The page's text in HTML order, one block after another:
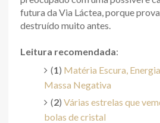
futura da Via Láctea, porque
destruído muito antes.
Leitura recomendada:
(1) Matéria Escura,
Massa Negativa
(2) Várias estrelas que
bolas de cristal